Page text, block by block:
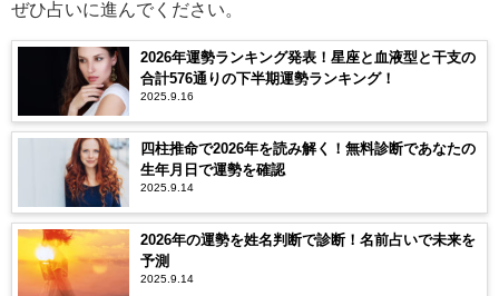
ぜひ占いに進んでください。
2026年運勢ランキング発表！星座と血液型と干支の
合計576通りの下半期運勢ランキング！
2025.9.16
四柱推命で2026年を読み解く！無料診断であなたの
生年月日で運勢を確認
2025.9.14
2026年の運勢を姓名判断で診断！名前占いで未来を
予測
2025.9.14